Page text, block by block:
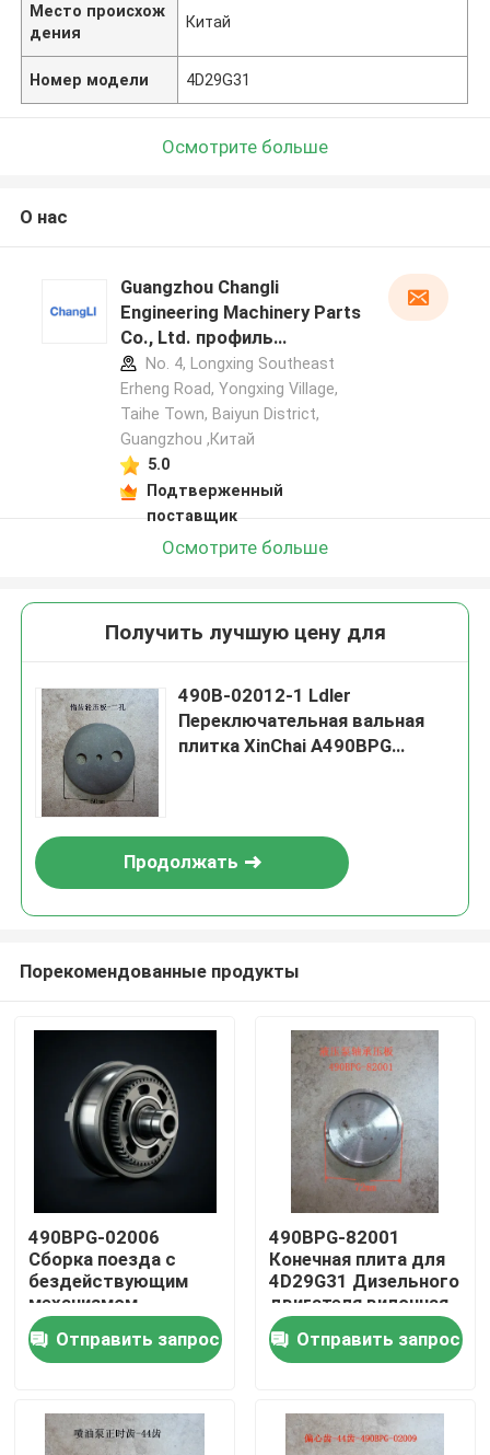
Домой
Видеозаписи
Место происхож
дения
Китай
Номер модели 4D29G31
Осмотрите больше
О нас
Guangzhou Changli
Engineering Machinery Parts
Co., Ltd. профиль
производителя
No. 4, Longxing Southeast
Erheng Road, Yongxing Village,
Taihe Town, Baiyun District,
Guangzhou ,Китай
5.0
Подтверженный
поставщик
Осмотрите больше
Получить лучшую цену для
490B-02012-1 Ldler
Переключательная вальная
плитка XinChai A490BPG
Продолжать
Порекомендованные продукты
490BPG-02006
Сборка поезда с
бездействующим
механизмом
бездействующего
механизма
Отправить запрос
490BPG-82001
Конечная плита для
4D29G31 Дизельного
двигателя вилочная
погрузка Xinchang
A490bpg
Отправить запрос